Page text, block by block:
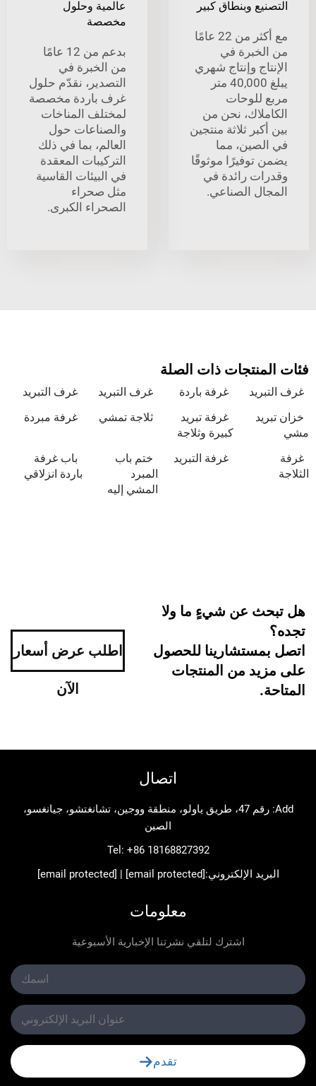
وبنطاق كبير
مع أكثر من 22 عامًا
في
وإنتاج شهري
يبلغ 40,000 متر
نحن من
ثلاثة منتجين
مما
موثوقًا
رائدة في
الصناعي.
عالمية وحلول
بدعم من 12 عامًا
من الخبرة في
التصدير، نقدّم حلول
غرف باردة مخصصة
لمختلف المناخات
والصناعات حول
العالم، بما في ذلك
التركيبات المعقدة
في البيئات القاسية
مثل صحراء
الصحراء الكبرى.
ذات الصلة
غرفة باردة غرف التبريد
غرف التبريد
غرفة تبريد
كبيرة وثلاجة
ثلاجة تمشي غرفة مبردة
غرفة التبريد
ختم باب
باب غرفة
باردة انزلاقي
عن شيءٍ ما ولا
للحصول
من المنتجات
اطلب عرض أسعار
Add: رقم 47، طريق ياولو، منطقة ووجين، تشانغتشو، جيانغسو،
Tel:+86 18168827392
الإلكتروني:[email protected]
|
[email protected]
معلومات
اشترك لتلقي نشرتنا الإخبارية الأسبوعية